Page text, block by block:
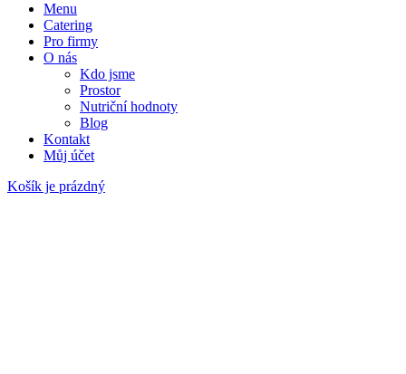
Menu
Catering
Pro firmy
O nás
Kdo jsme
Prostor
Nutriční hodnoty
Blog
Kontakt
Můj účet
Košík je prázdný